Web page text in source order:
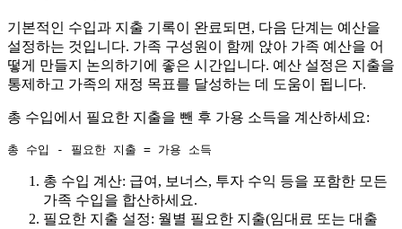
기본적인 수입과 지출 기록이 완료되면, 다음 단계는 예산을
설정하는 것입니다. 가족 구성원이 함께 앉아 가족 예산을 어
떻게 만들지 논의하기에 좋은 시간입니다. 예산 설정은 지출을
통제하고 가족의 재정 목표를 달성하는 데 도움이 됩니다.
총 수입에서 필요한 지출을 뺀 후 가용 소득을 계산하세요:
총 수입 계산: 급여, 보너스, 투자 수익 등을 포함한 모든
가족 수입을 합산하세요.
필요한 지출 설정: 월별 필요한 지출(임대료 또는 대출